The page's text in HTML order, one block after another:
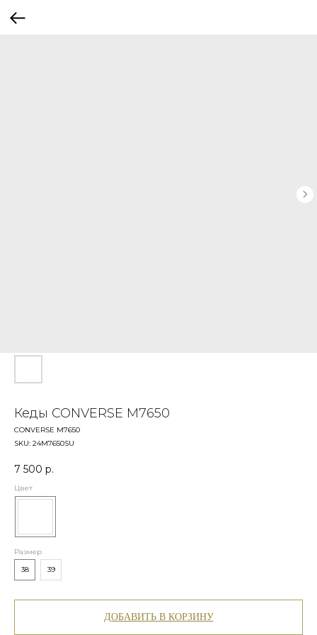
Кеды CONVERSE М7650
CONVERSE М7650
SKU: 24М7650SU
7 500 р.
Цвет
Размер
38
39
ДОБАВИТЬ В КОРЗИНУ